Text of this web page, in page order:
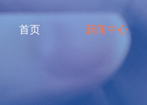
首页 新闻中心